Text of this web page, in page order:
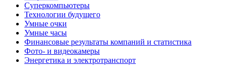
Суперкомпьютеры
Технологии будущего
Умные очки
Умные часы
Финансовые результаты компаний и статистика
Фото- и видеокамеры
Энергетика и электротранспорт